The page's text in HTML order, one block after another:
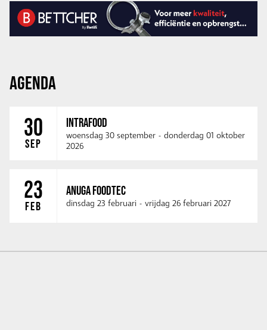
AGENDA
30
SEP
INTRAFOOD
woensdag 30 september - donderdag 01 oktober
2026
23
FEB
ANUGA FOODTEC
dinsdag 23 februari - vrijdag 26 februari 2027